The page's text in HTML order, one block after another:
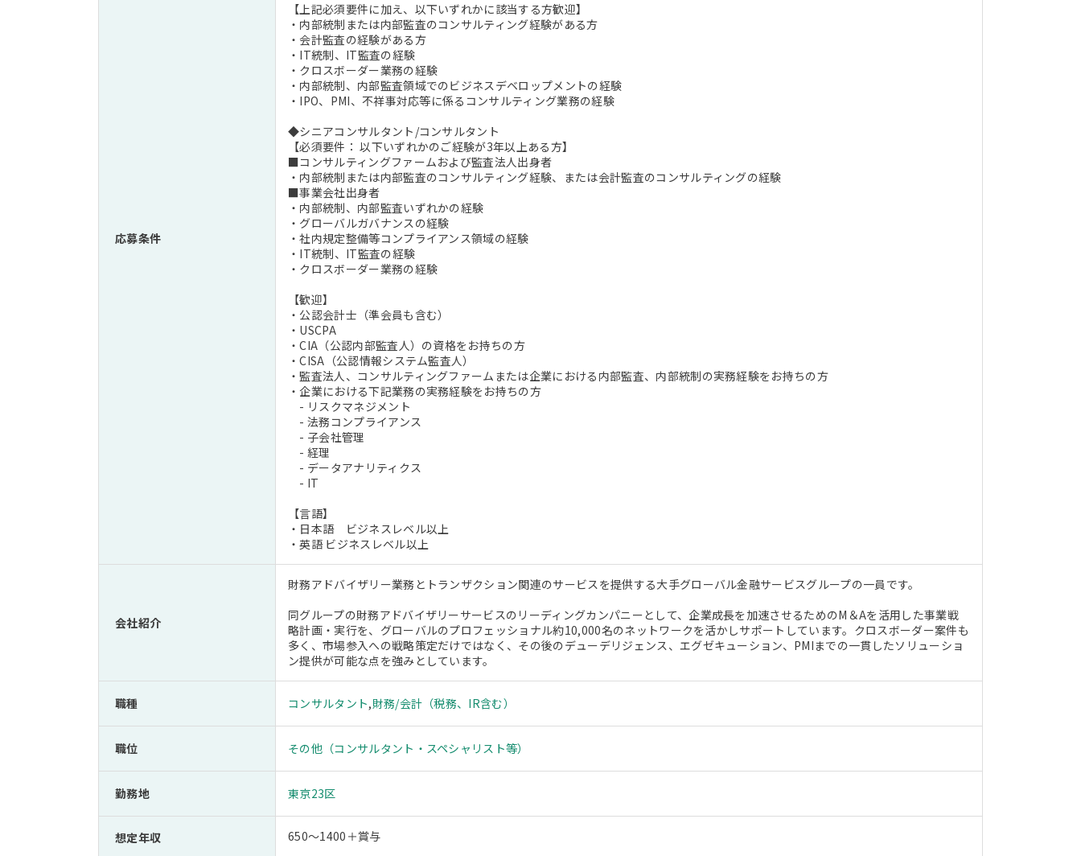
応募条件
【上記必須要件に加え、以下いずれかに該当する方歓迎】
・内部統制または内部監査のコンサルティング経験がある方
・会計監査の経験がある方
・IT統制、IT監査の経験
・クロスボーダー業務の経験
・内部統制、内部監査領域でのビジネスデベロップメントの経験
・IPO、PMI、不祥事対応等に係るコンサルティング業務の経験
◆シニアコンサルタント/コンサルタント
【必須要件： 以下いずれかのご経験が3年以上ある方】
■コンサルティングファームおよび監査法人出身者
・内部統制または内部監査のコンサルティング経験、または会計監査のコンサルティングの経験
■事業会社出身者
・内部統制、内部監査いずれかの経験
・グローバルガバナンスの経験
・社内規定整備等コンプライアンス領域の経験
・IT統制、IT監査の経験
・クロスボーダー業務の経験
【歓迎】
・公認会計士（準会員も含む）
・USCPA
・CIA（公認内部監査人）の資格をお持ちの方
・CISA（公認情報システム監査人）
・監査法人、コンサルティングファームまたは企業における内部監査、内部統制の実務経験をお持ちの方
・企業における下記業務の実務経験をお持ちの方
- リスクマネジメント
- 法務コンプライアンス
- 子会社管理
- 経理
- データアナリティクス
- IT
【言語】
・日本語 ビジネスレベル以上
・英語 ビジネスレベル以上
会社紹介
財務アドバイザリー業務とトランザクション関連のサービスを提供する大手グローバル金融サービスグループの一員です。
同グループの財務アドバイザリーサービスのリーディングカンパニーとして、企業成長を加速させるためのM＆Aを活用した事業戦
略計画・実行を、グローバルのプロフェッショナル約10,000名のネットワークを活かしサポートしています。クロスボーダー案件も
多く、市場参入への戦略策定だけではなく、その後のデューデリジェンス、エグゼキューション、PMIまでの一貫したソリューショ
ン提供が可能な点を強みとしています。
職種 コンサルタント,財務/会計（税務、IR含む）
職位 その他（コンサルタント・スペシャリスト等）
勤務地 東京23区
想定年収 650～1400＋賞与